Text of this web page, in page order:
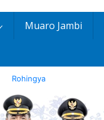
Muaro Jambi
Rohingya